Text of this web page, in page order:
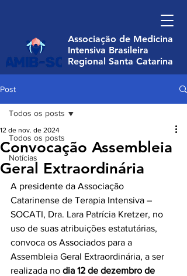
Associação de Medicina
Intensiva Brasileira
Regional Santa Catarina
Post
Todos os posts
Notícias
Todos os posts
Convocação Assembleia
Geral Extraordinária
12 de nov. de 2024
A presidente da Associação
Catarinense de Terapia Intensiva –
SOCATI, Dra. Lara Patrícia Kretzer, no
uso de suas atribuições estatutárias,
convoca os Associados para a
Assembleia Geral Extraordinária, a ser
realizada no dia 12 de dezembro de